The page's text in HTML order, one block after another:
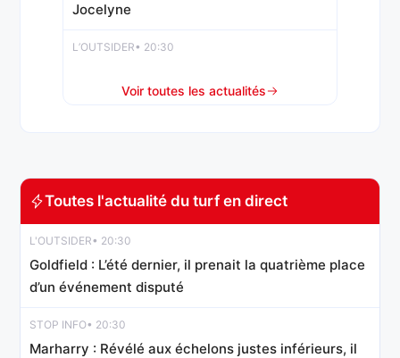
Jocelyne
L’OUTSIDER• 20:30
Marilyn Monroe
My Save Quick
NON CLASSÉ• 18:50
Lord Délo
Voir toutes les actualités
Toutes l'actualité du turf en direct
L'OUTSIDER• 20:30
Goldfield : L’été dernier, il prenait la quatrième place
d’un événement disputé
STOP INFO• 20:30
Marharry : Révélé aux échelons justes inférieurs, il